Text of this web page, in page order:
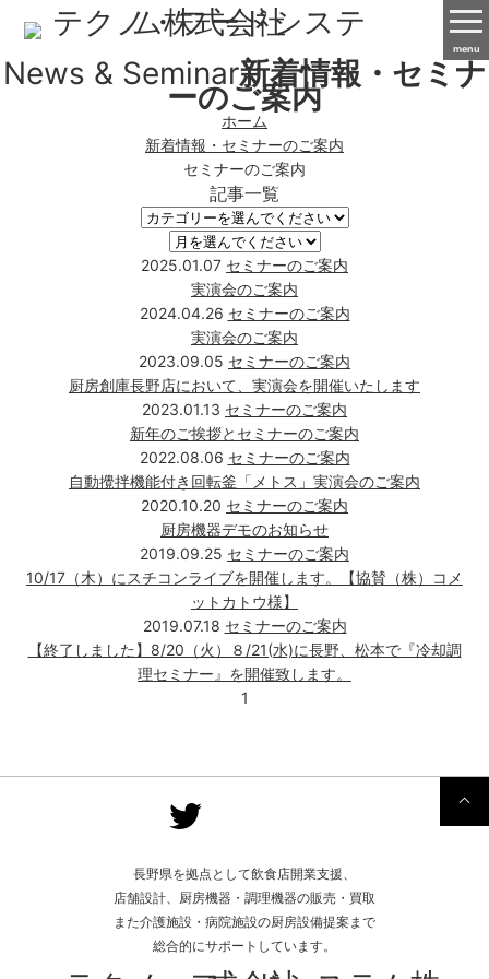
menu
News & Seminar新着情報・セミナ
ーのご案内
ホーム
新着情報・セミナーのご案内
セミナーのご案内
記事一覧
2025.01.07 セミナーのご案内
実演会のご案内
2024.04.26 セミナーのご案内
実演会のご案内
2023.09.05 セミナーのご案内
厨房創庫長野店において、実演会を開催いたします
2023.01.13 セミナーのご案内
新年のご挨拶とセミナーのご案内
2022.08.06 セミナーのご案内
自動攪拌機能付き回転釜「メトス」実演会のご案内
2020.10.20 セミナーのご案内
厨房機器デモのお知らせ
2019.09.25 セミナーのご案内
10/17（木）にスチコンライブを開催します。【協賛（株）コメ
ットカトウ様】
2019.07.18 セミナーのご案内
【終了しました】8/20（火）８/21(水)に長野、松本で『冷却調
理セミナー』を開催致します。
1
長野県を拠点として飲食店開業支援、
店舗設計、厨房機器・調理機器の販売・買取
また介護施設・病院施設の厨房設備提案まで
総合的にサポートしています。